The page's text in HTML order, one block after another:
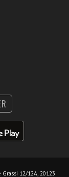
12/12A, 20123